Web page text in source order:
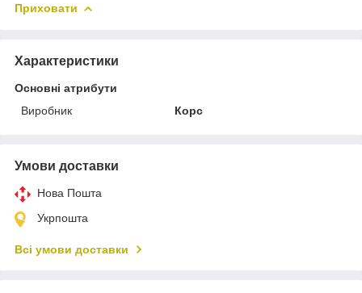
Приховати
Характеристики
Основні атрибути
Виробник
Корс
Умови доставки
Нова Пошта
Укрпошта
Всі умови доставки